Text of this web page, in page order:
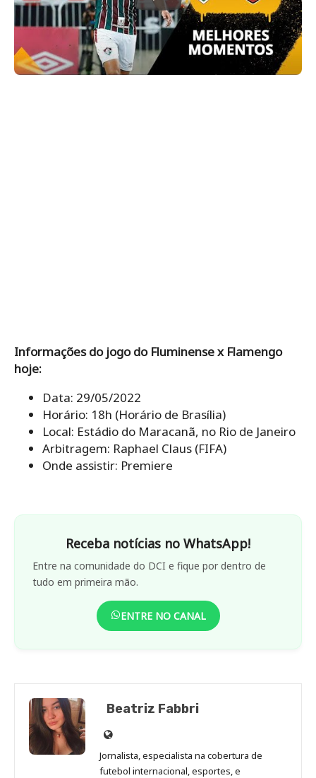
Informações do jogo do Fluminense x Flamengo
hoje:
Data: 29/05/2022
Horário: 18h (Horário de Brasília)
Local: Estádio do Maracanã, no Rio de Janeiro
Arbitragem: Raphael Claus (FIFA)
Onde assistir: Premiere
Receba notícias no WhatsApp!
Entre na comunidade do DCI e fique por dentro de
tudo em primeira mão.
ENTRE NO CANAL
Beatriz Fabbri
Site
de
Beatriz
Jornalista, especialista na cobertura de
futebol internacional, esportes, e